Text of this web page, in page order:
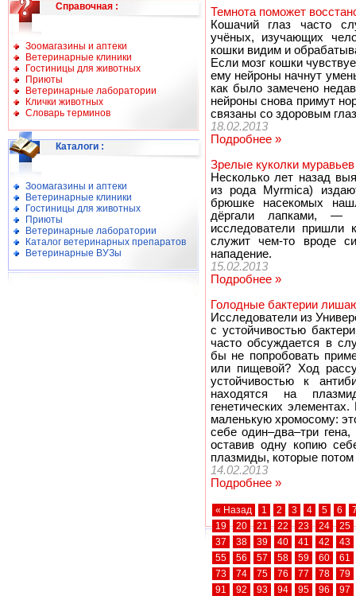
Справочная :
Зоомагазины и аптеки
Ветеринарные клиники
Гостиницы для животных
Приюты
Ветеринарные лаборатории
Клички животных
Словарь терминов
Каталоги :
Зоомагазины и аптеки
Ветеринарные клиники
Гостиницы для животных
Приюты
Ветеринарные лаборатории
Каталог ветеринарных препаратов
Ветеринарные ВУЗы
Темнота поможет
Кошачий глаз часто
учёных, изучающих
кошки видим и
Если мозг кошки
ему нейроны начнут
как было замечено
нейроны снова примут
связаны со здоровым
18.02.2013
Подробнее »
Зрелые куколки
Несколько лет назад
из рода Myrmica)
брюшке насекомых
дёргали лапками, —
исследователи пришли
служит чем-то вроде
нападение.
15.02.2013
Подробнее »
Голодные бактерии
Исследователи из
с устойчивостью
часто обсуждается в
бы не попробовать
или пищевой? Ход
устойчивостью к
находятся на
генетических
маленькую хромосому:
себе один–два–три
оставив одну копию
плазмиды, которые
14.02.2013
Подробнее »
« Назад 1 2 3 4 5 6
19
20 21 22 23 24
25
37
38 39 40 41 42
43
55
56 57 58 59 60
61
73
74 75 76 77 78
79
91
92 93 94 95 96
97